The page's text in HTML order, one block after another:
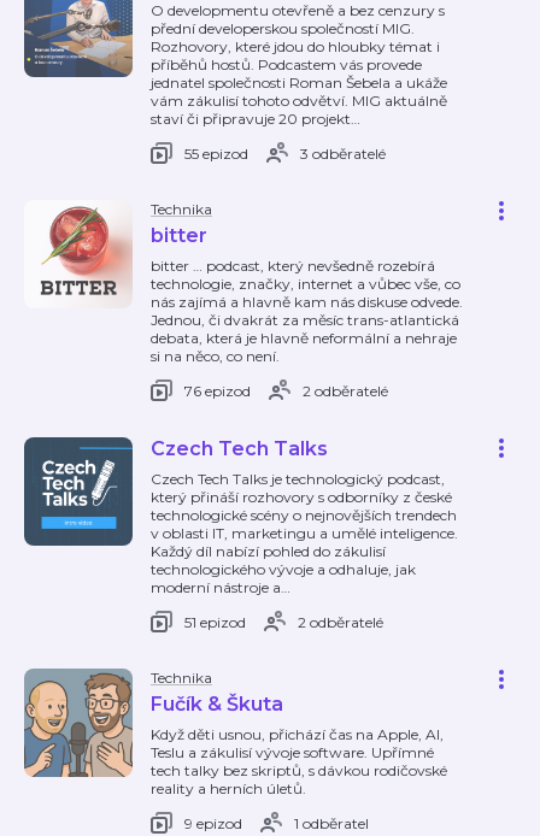
O developmentu otevřeně a bez cenzury s
přední developerskou společností MIG.
Rozhovory, které jdou do hloubky témat i
příběhů hostů. Podcastem vás provede
jednatel společnosti Roman Šebela a ukáže
vám zákulisí tohoto odvětví. MIG aktuálně
staví či připravuje 20 projekt…
55 epizod
3 odběratelé
Technika
bitter
bitter … podcast, který nevšedně rozebírá
technologie, značky, internet a vůbec vše, co
nás zajímá a hlavně kam nás diskuse odvede.
Jednou, či dvakrát za měsíc trans-atlantická
debata, která je hlavně neformální a nehraje
si na něco, co není.
76 epizod
2 odběratelé
Czech Tech Talks
Czech Tech Talks je technologický podcast,
který přináší rozhovory s odborníky z české
technologické scény o nejnovějších trendech
v oblasti IT, marketingu a umělé inteligence.
Každý díl nabízí pohled do zákulisí
technologického vývoje a odhaluje, jak
moderní nástroje a…
51 epizod
2 odběratelé
Technika
Fučík & Škuta
Když děti usnou, přichází čas na Apple, AI,
Teslu a zákulisí vývoje software. Upřímné
tech talky bez skriptů, s dávkou rodičovské
reality a herních úletů.
9 epizod
1 odběratel